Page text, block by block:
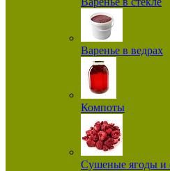
Варенье в ведрах
Компоты
Сушеные ягоды и